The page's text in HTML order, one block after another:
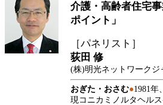
介護・高齢者住宅
ポイント」
［パネリスト］
荻田 修
(株)明光ネットワーク
おぎた・おさむ●1981年
現コニカミノルタヘル